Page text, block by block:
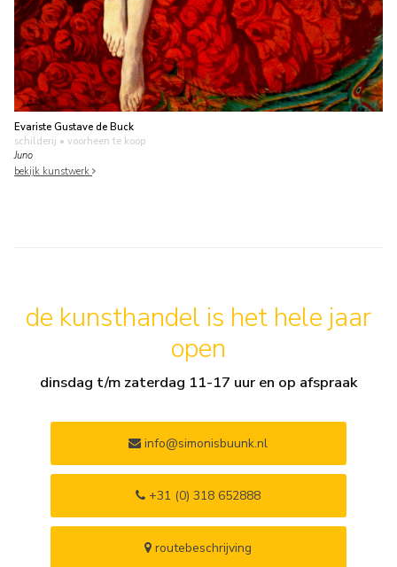
Evariste Gustave de Buck
schilderij • voorheen te koop
Juno
bekijk kunstwerk
de kunsthandel is het hele jaar
open
dinsdag t/m zaterdag 11-17 uur en op afspraak
info@simonisbuunk.nl
+31 (0) 318 652888
routebeschrijving